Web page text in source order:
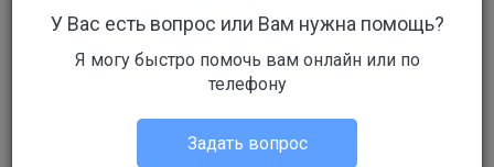
У Вас есть вопрос или Вам нужна помощь?
Я могу быстро помочь вам онлайн или по
телефону
Задать вопрос